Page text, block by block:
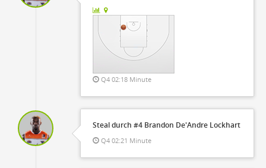
Q4 02:18 Minute
Steal durch #4 Brandon De'Andre Lockhart
Q4 02:21 Minute